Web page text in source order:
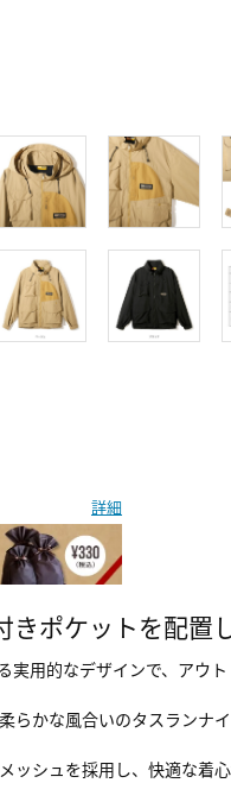
詳細
きポケットを配置
実用的なデザインで、アウ
らかな風合いのタスランナ
ッシュを採用し、快適な着